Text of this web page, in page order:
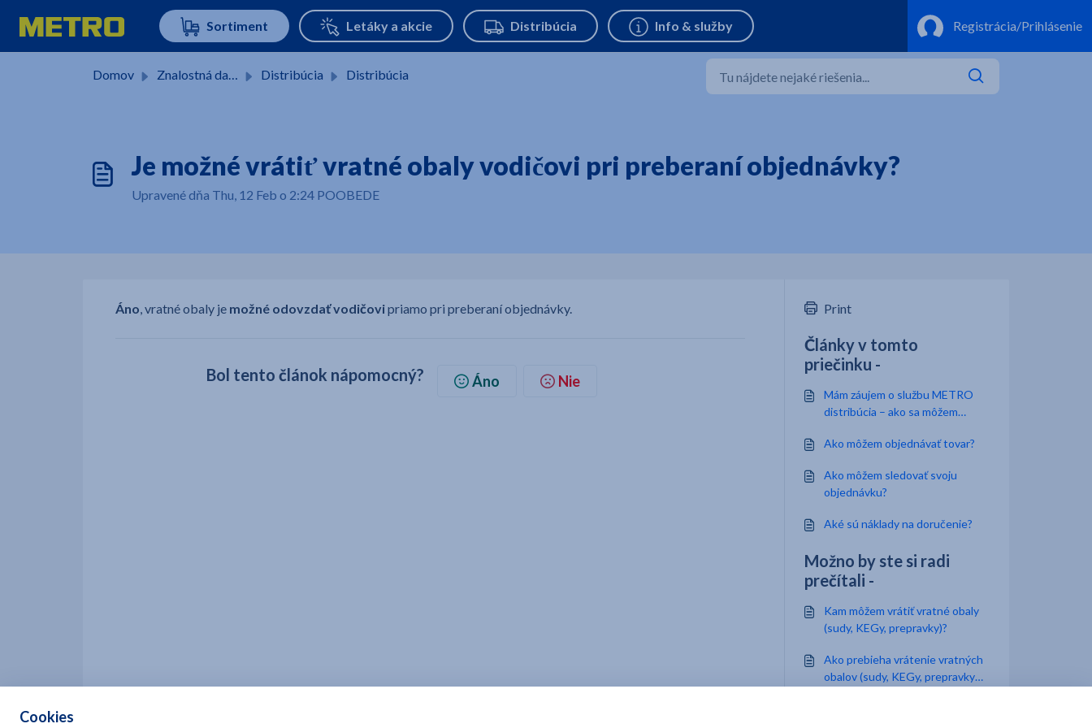
Preskočiť na hlavný obsah
Domov Znalostná databáza Distribúcia Distribúcia
Je možné vrátiť vratné obaly vodičovi pri preberaní objednávky?
Upravené dňa Thu, 12 Feb o 2:24 POOBEDE
Áno, vratné obaly je možné odovzdať vodičovipriamo pri preberaní objednávky.
Bol tento článok nápomocný? Áno Nie
Print
Články v tomto
priečinku -
Mám záujem o službu METRO
distribúcia – ako sa môžem
Ako môžem objednávať tovar?
Ako môžem sledovať svoju
objednávku?
Aké sú náklady na doručenie?
Možno by ste si radi
prečítali -
Kam môžem vrátiť vratné obaly
(sudy, KEGy, prepravky)?
Ako prebieha vrátenie vratných
obalov (sudy, KEGy, prepravky)